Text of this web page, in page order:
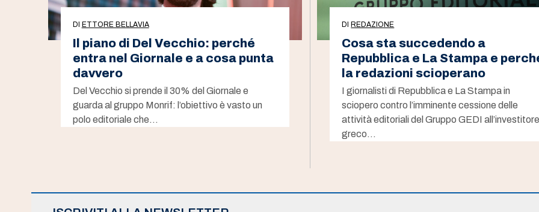
DI ETTORE BELLAVIA
Il piano di Del Vecchio: perché
entra nel Giornale e a cosa punta
davvero
Del Vecchio si prende il 30% del Giornale e
guarda al gruppo Monrif: l’obiettivo è vasto un
polo editoriale che…
DI REDAZIONE
Cosa sta succedendo a
Repubblica e La Stampa e
la redazioni scioperano
I giornalisti di Repubblica e La Stampa in
sciopero contro l’imminente cessione delle
attività editoriali del Gruppo GEDI all’investitore
greco…